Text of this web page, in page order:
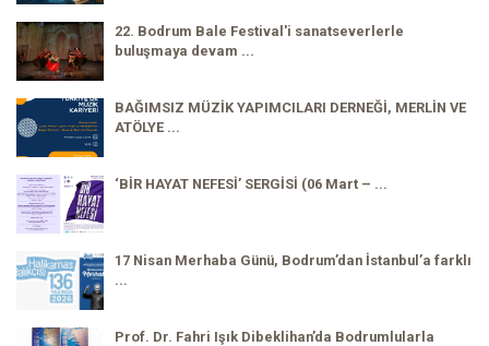
22. Bodrum Bale Festival'i sanatseverlerle
buluşmaya devam ...
BAĞIMSIZ MÜZİK YAPIMCILARI DERNEĞİ, MERLİN VE
ATÖLYE ...
‘BİR HAYAT NEFESİ’ SERGİSİ (06 Mart – ...
17 Nisan Merhaba Günü, Bodrum’dan İstanbul’a farklı
...
Prof. Dr. Fahri Işık Dibeklihan’da Bodrumlularla